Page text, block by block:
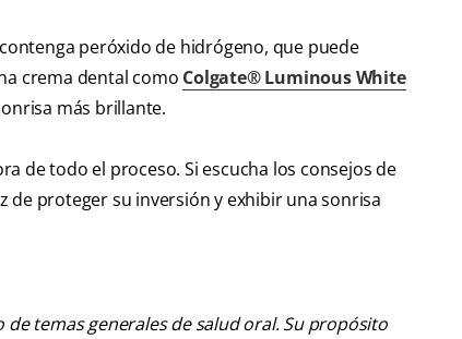
peróxido de hidrógeno, que puede
crema dental como Colgate® Luminous White
más brillante.
de todo el proceso. Si escucha los consejos de
proteger su inversión y exhibir una sonrisa
temas generales de salud oral. Su propósito